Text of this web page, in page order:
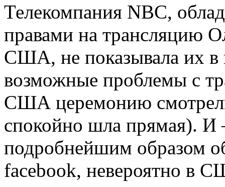
Телекомпания NBC,
правами на трансляцию
США, не показывала их в
возможные проблемы с
США церемонию
спокойно шла прямая). И
подробнейшим образом
facebook, невероятно в